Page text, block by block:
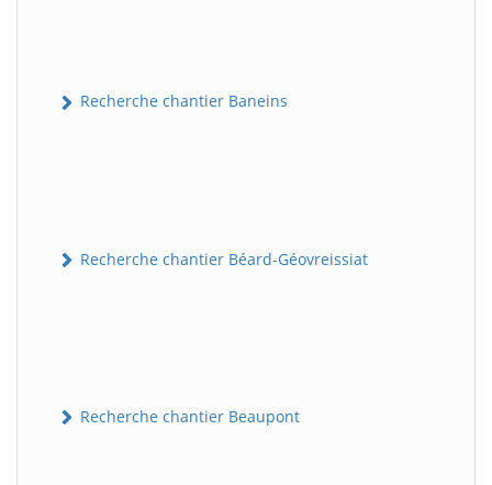
Recherche chantier Baneins
Recherche chantier Béard-Géovreissiat
Recherche chantier Beaupont